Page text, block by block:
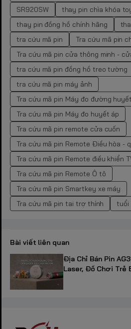
SR920SW
thay pin chìa khóa
thay pin đồng hồ chính hãng
tra cứu mã pin
Tra cứu mã pin
Tra cứu mã pin cửa thông minh -
tra cứu mã pin đồng hồ treo tường
tra cứu mã pin máy ảnh
Tra cứu mã pin Máy đo đường huyết
Tra cứu mã pin Máy đo huyết áp
Tra cứu mã pin remote cửa cuốn
Tra cứu mã pin Remote Điều hòa -
Tra cứu mã pin Remote điều khiển
Tra cứu mã pin Remote Ô tô
Tra cứu mã pin Smartkey xe máy
Tra cứu mã pin tai trợ thính
tuổi
Bài viết liên quan
Địa Chỉ Bán Pin
Laser, Đồ Chơi Trẻ